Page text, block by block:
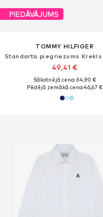
PIEDĀVĀJUMS
TOMMY HILFIGER
49,41 €
Sākotnējā cena: 64,90 €
Pēdējā zemākā cena:46,67 €